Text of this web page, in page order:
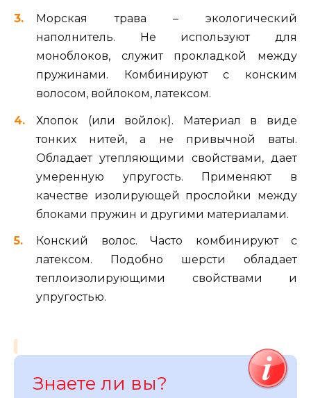
Морская трава – экологический
наполнитель. Не используют для
моноблоков, служит прокладкой между
пружинами. Комбинируют с конским
волосом, войлоком, латексом.
Хлопок (или войлок). Материал в виде
тонких нитей, а не привычной ваты.
Обладает утепляющими свойствами, дает
умеренную упругость. Применяют в
качестве изолирующей прослойки между
блоками пружин и другими материалами.
Конский волос. Часто комбинируют с
латексом. Подобно шерсти обладает
теплоизолирующими свойствами и
упругостью.
Знаете ли вы?